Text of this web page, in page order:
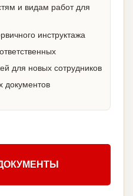
и видам работ для
инструктажа
для новых сотрудников
документов